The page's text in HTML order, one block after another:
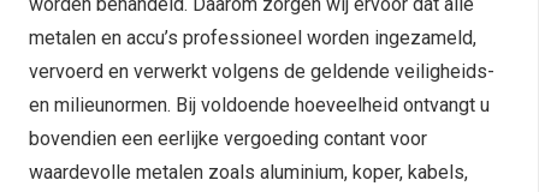
metalen en accu’s professioneel worden ingezameld,
vervoerd en verwerkt volgens de geldende veiligheids-
en milieunormen. Bij voldoende hoeveelheid ontvangt u
bovendien een eerlijke vergoeding contant voor
waardevolle metalen zoals aluminium, koper, kabels,